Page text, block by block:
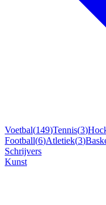
Voetbal(149)Tennis(3)
Football(6)Atletiek(3)
Schrijvers
Kunst